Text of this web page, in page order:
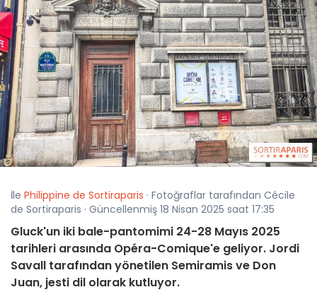
İle Philippine de Sortiraparis · Fotoğraflar tarafından Cécile
de Sortiraparis · Güncellenmiş 18 Nisan 2025 saat 17:35
Gluck'un iki bale-pantomimi 24-28 Mayıs 2025
tarihleri arasında Opéra-Comique'e geliyor. Jordi
Savall tarafından yönetilen Semiramis ve Don
Juan, jesti dil olarak kutluyor.